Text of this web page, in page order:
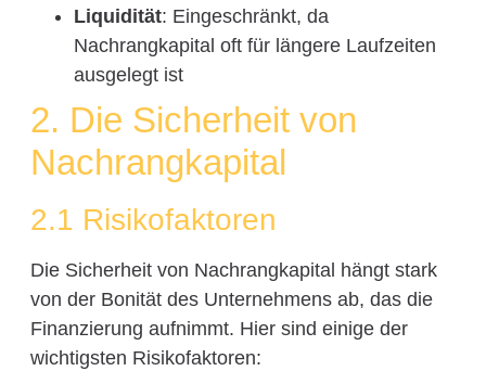
Liquidität: Eingeschränkt, da
Nachrangkapital oft für längere Laufzeiten
ausgelegt ist
2. Die Sicherheit von
Nachrangkapital
2.1 Risikofaktoren
Die Sicherheit von Nachrangkapital hängt stark
von der Bonität des Unternehmens ab, das die
Finanzierung aufnimmt. Hier sind einige der
wichtigsten Risikofaktoren: